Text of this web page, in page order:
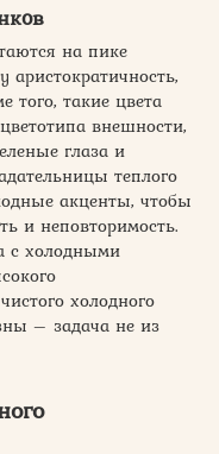
на пике
того, такие цвета
внешности,
глаза и
теплого
акценты, чтобы
и неповторимость.
с холодными
холодного
– задача не из